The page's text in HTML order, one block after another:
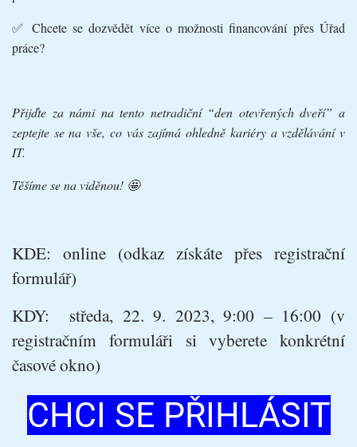
✅ Chcete se dozvědět více o možnosti financování přes Úřad
práce?
Přijďte za námi na tento netradiční “den otevřených dveří” a
zeptejte se na vše, co vás zajímá ohledně kariéry a vzdělávání v
IT.
Těšíme se na viděnou! 🤩
KDE: online (odkaz získáte přes registrační
formulář)
KDY:
středa, 22. 9. 2023, 9:00 – 16:00 (v
registračním formuláři si vyberete konkrétní
časové okno)
CHCI SE PŘIHLÁSIT